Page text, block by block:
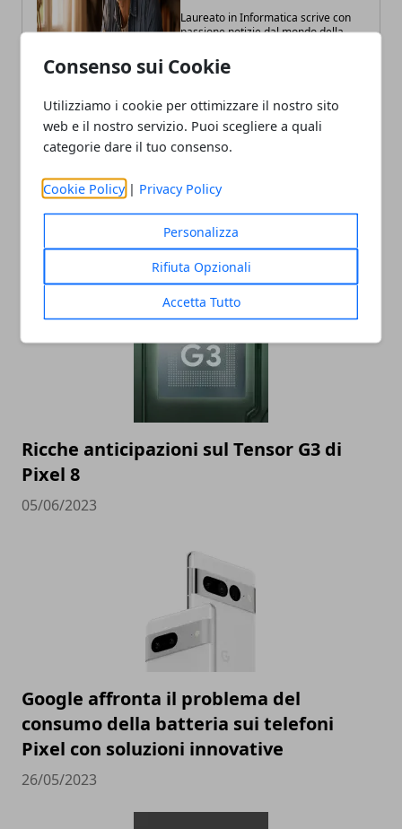
Consenso sui Cookie
Utilizziamo i cookie per ottimizzare il nostro sito
web e il nostro servizio. Puoi scegliere a quali
categorie dare il tuo consenso.
Cookie Policy | Privacy Policy
Personalizza
Rifiuta Opzionali
Accetta Tutto
Laureato in Informatica scrive con
passione notizie dal mondo della
ultime novità dal mondo.
ARTICOLI CORRELATI
Ricche anticipazioni sul Tensor G3 di
Pixel 8
05/06/2023
Google affronta il problema del
consumo della batteria sui telefoni
Pixel con soluzioni innovative
26/05/2023